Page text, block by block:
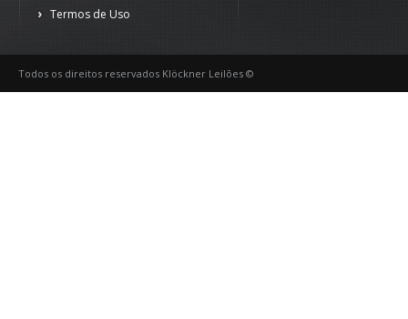
Termos de Uso
Todos os direitos reservados Klöckner Leilões ©